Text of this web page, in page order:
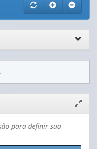
janela
para definir sua